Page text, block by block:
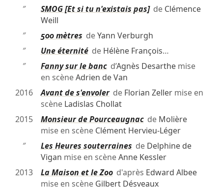
″
SMOG [Et si tu n'existais pas]de Clémence
Weill
″
500 mètres deYann Verburgh
″
Une éternitéde Hélène François…
″
Fanny sur le bancd’Agnès Desarthemise
en scèneAdrien de Van
2016
Avant de s'envolerde Florian Zellermise en
scène Ladislas Chollat
2015
Monsieur de Pourceaugnacde Molière
mise en scène Clément Hervieu-Léger
″
Les Heures souterraines de Delphine de
Vigan mise en scèneAnne Kessler
2013
La Maison et le Zood'après Edward Albee
mise en scène Gilbert Désveaux